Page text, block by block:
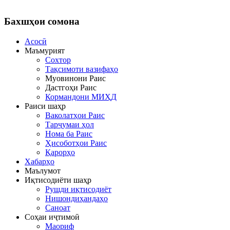
Бахшҳои сомона
Асосӣ
Маъмурият
Сохтор
Тақсимоти вазифаҳо
Муовинони Раис
Дастгоҳи Раис
Кормандони МИҲД
Раиси шаҳр
Ваколатҳои Раис
Тарҷумаи ҳол
Нома ба Раис
Ҳисоботҳои Раис
Қарорҳо
Хабарҳо
Маълумот
Иқтисодиёти шаҳр
Рушди иқтисодиёт
Нишондиҳандаҳо
Саноат
Соҳаи иҷтимоӣ
Маориф